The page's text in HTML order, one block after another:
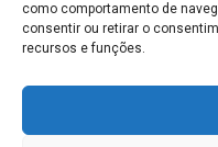
como comportamento de
consentir ou retirar o
recursos e funções.
informativo, servindo como
interpretadas como